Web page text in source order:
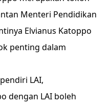
Menteri Pendidikan
Elvianus Katoppo
penting dalam
LAI,
dengan LAI boleh